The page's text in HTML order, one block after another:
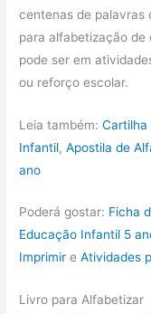
centenas de palavras
para alfabetização de
pode ser em
ou reforço escolar.
Leia também:Cartilha
Infantil,Apostila de
ano
Poderá gostar: Ficha
Educação Infantil 5
Imprimir eAtividades
Livro para Alfabetizar